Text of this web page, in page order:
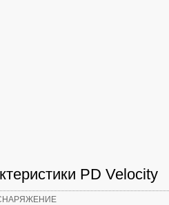
PD Velocity